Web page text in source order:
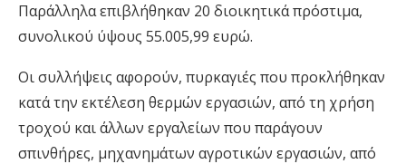
Παράλληλα επιβλήθηκαν 20 διοικητικά πρόστιμα,
συνολικού ύψους 55.005,99 ευρώ.
Οι συλλήψεις αφορούν, πυρκαγιές που προκλήθηκαν
κατά την εκτέλεση θερμών εργασιών, από τη χρήση
τροχού και άλλων εργαλείων που παράγουν
σπινθήρες, μηχανημάτων αγροτικών εργασιών, από